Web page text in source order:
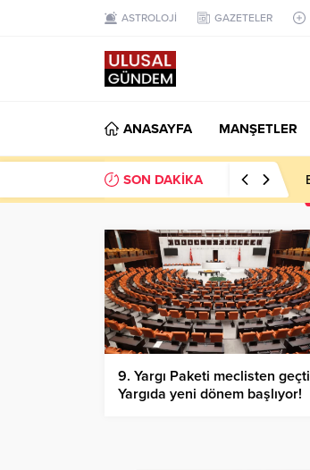
ASTROLOJİ GAZETELER
ANASAYFA MANŞETLER
SON DAKİKA
9. Yargı Paketi meclisten
Yargıda yeni dönem başlıyor!